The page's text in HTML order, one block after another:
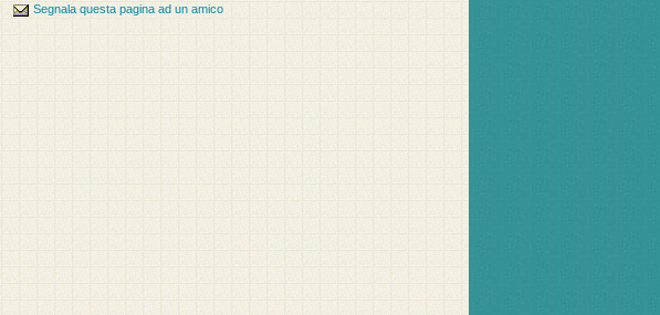
Segnala questa pagina ad un amico